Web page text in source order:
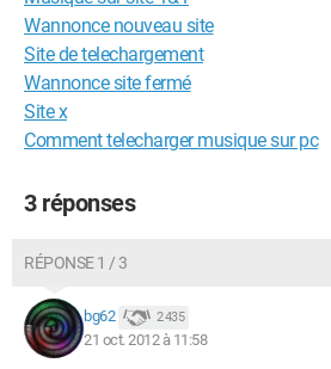
Wannonce nouveau site
Site de telechargement
Wannonce site fermé
Site x
Comment telecharger musique sur pc
3 réponses
RÉPONSE 1 / 3
bg62 2 435
21 oct. 2012 à 11:58